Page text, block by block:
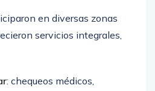
en diversas zonas
servicios integrales,
: chequeos médicos,